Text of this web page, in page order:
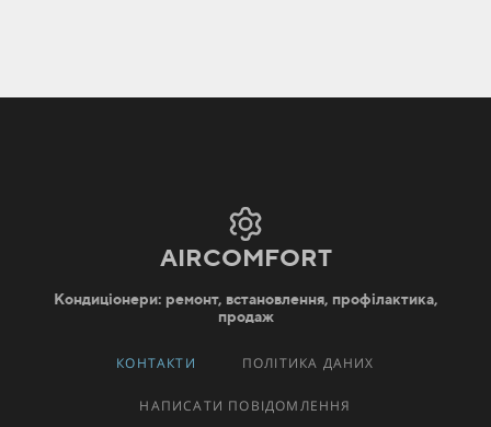
AIRCOMFORT
Кондиціонери: ремонт, встановлення, профілактика,
продаж
КОНТАКТИ ПОЛІТИКА ДАНИХ
НАПИСАТИ ПОВІДОМЛЕННЯ